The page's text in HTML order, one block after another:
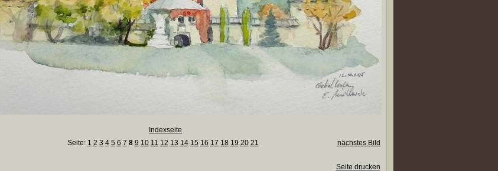
Indexseite
nächstes Bild
Seite: 1 2 3 4 5 6 7 8 9 10 11 12 13 14 15 16 17 18 19 20 21
Seite drucken